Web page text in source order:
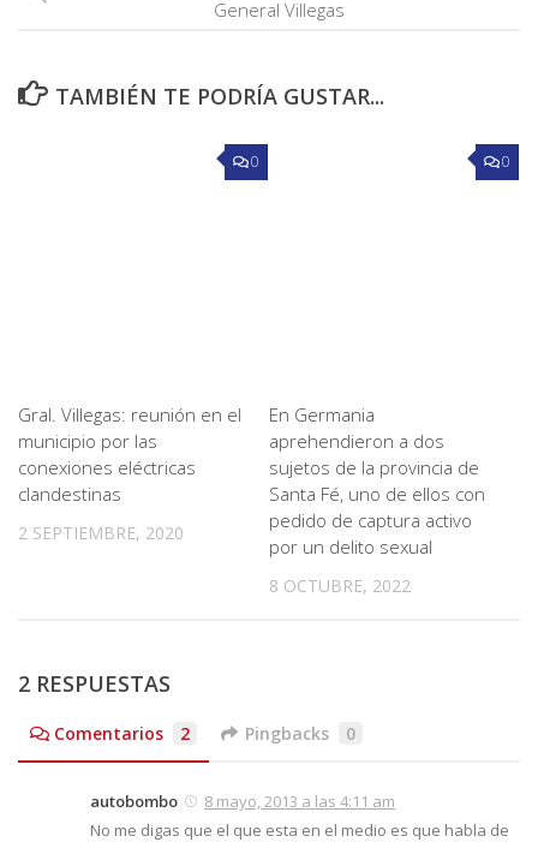
General Villegas
TAMBIÉN TE PODRÍA GUSTAR...
0
Gral. Villegas: reunión en el
municipio por las
conexiones eléctricas
clandestinas
2 SEPTIEMBRE, 2020
0
En Germania
aprehendieron a dos
sujetos de la provincia de
Santa Fé, uno de ellos con
pedido de captura activo
por un delito sexual
8 OCTUBRE, 2022
2 RESPUESTAS
Comentarios 2 Pingbacks 0
autobombo
8 mayo, 2013 a las 4:11 am
No me digas que el que esta en el medio es que habla de